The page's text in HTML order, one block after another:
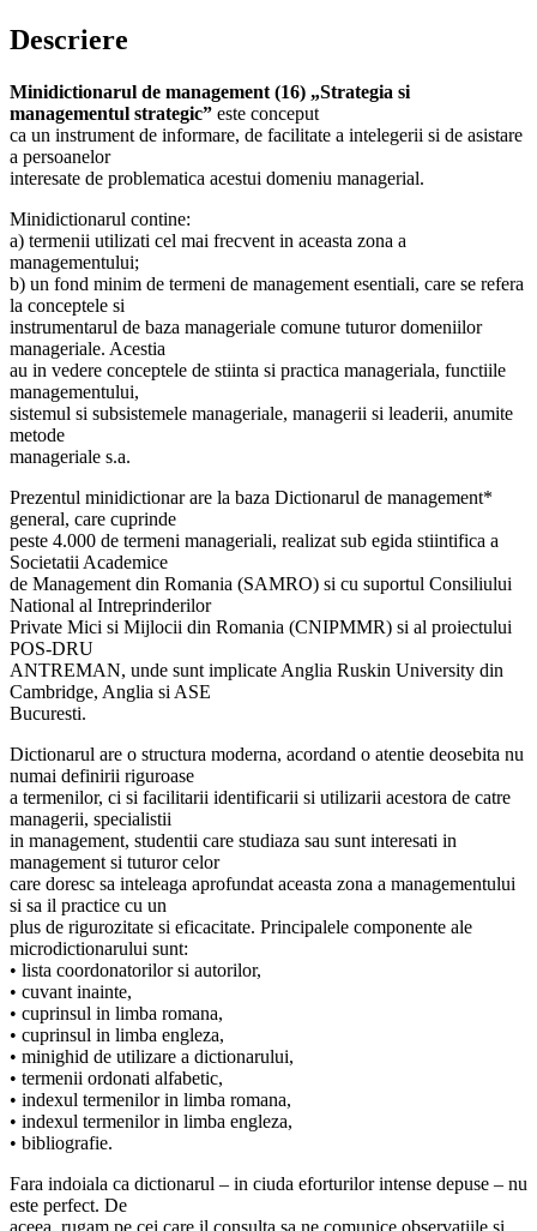
Descriere
Minidictionarul de management (16) „Strategia si
managementul strategic” este conceput
ca un instrument de informare, de facilitate a intelegerii si de asistare
a persoanelor
interesate de problematica acestui domeniu managerial.
Minidictionarul contine:
a) termenii utilizati cel mai frecvent in aceasta zona a
managementului;
b) un fond minim de termeni de management esentiali, care se refera
la conceptele si
instrumentarul de baza manageriale comune tuturor domeniilor
manageriale. Acestia
au in vedere conceptele de stiinta si practica manageriala, functiile
managementului,
sistemul si subsistemele manageriale, managerii si leaderii, anumite
metode
manageriale s.a.
Prezentul minidictionar are la baza Dictionarul de management*
general, care cuprinde
peste 4.000 de termeni manageriali, realizat sub egida stiintifica a
Societatii Academice
de Management din Romania (SAMRO) si cu suportul Consiliului
National al Intreprinderilor
Private Mici si Mijlocii din Romania (CNIPMMR) si al proiectului
POS-DRU
ANTREMAN, unde sunt implicate Anglia Ruskin University din
Cambridge, Anglia si ASE
Bucuresti.
Dictionarul are o structura moderna, acordand o atentie deosebita nu
numai definirii riguroase
a termenilor, ci si facilitarii identificarii si utilizarii acestora de catre
managerii, specialistii
in management, studentii care studiaza sau sunt interesati in
management si tuturor celor
care doresc sa inteleaga aprofundat aceasta zona a managementului
si sa il practice cu un
plus de rigurozitate si eficacitate. Principalele componente ale
microdictionarului sunt:
• lista coordonatorilor si autorilor,
• cuvant inainte,
• cuprinsul in limba romana,
• cuprinsul in limba engleza,
• minighid de utilizare a dictionarului,
• termenii ordonati alfabetic,
• indexul termenilor in limba romana,
• indexul termenilor in limba engleza,
• bibliografie.
Fara indoiala ca dictionarul – in ciuda eforturilor intense depuse – nu
este perfect. De